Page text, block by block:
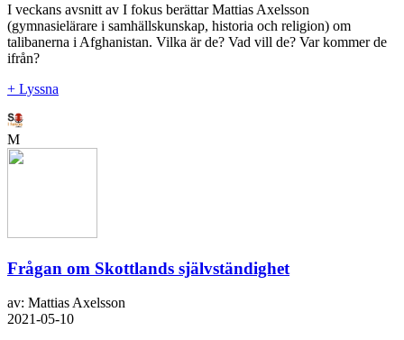
I veckans avsnitt av I fokus berättar Mattias Axelsson
(gymnasielärare i samhällskunskap, historia och religion) om
talibanerna i Afghanistan. Vilka är de? Vad vill de? Var kommer de
ifrån?
+ Lyssna
M
Frågan om Skottlands självständighet
av: Mattias Axelsson
2021-05-10